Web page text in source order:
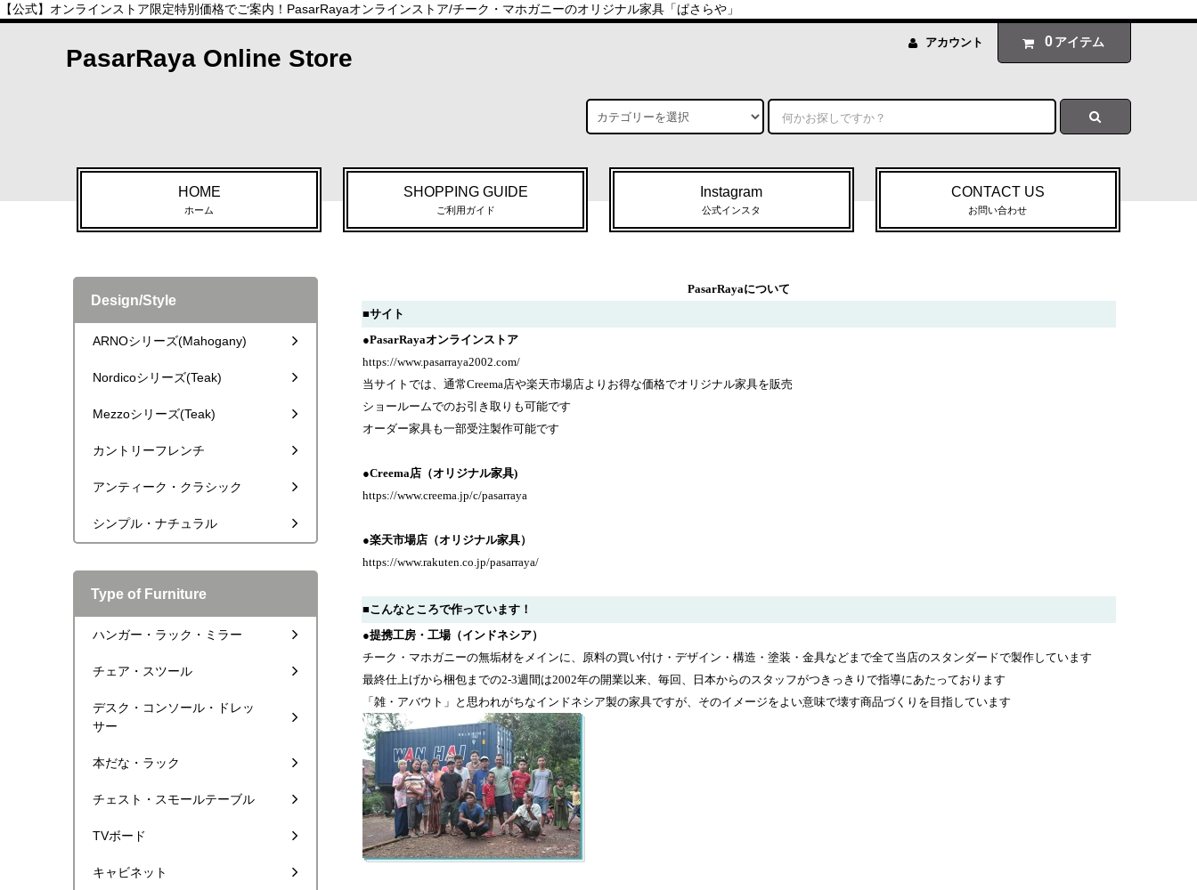
【公式】オンラインストア限定特別価格でご案内！PasarRayaオンラインストア/チーク・マホガニーのオリジナル家具「ぱさらや」
PasarRaya Online Store
アカウント 0 アイテム
HOME
ホーム
SHOPPING GUIDE
ご利用ガイド
Instagram
公式インスタ
CONTACT US
お問い合わせ
PasarRayaについて
■サイト
●PasarRayaオンラインストア
https://www.pasarraya2002.com/
当サイトでは、通常Creema店や楽天市場店よりお得な価格でオリジナル家具を販売
ショールームでのお引き取りも可能です
オーダー家具も一部受注製作可能です
●Creema店（オリジナル家具)
https://www.creema.jp/c/pasarraya
●楽天市場店（オリジナル家具）
https://www.rakuten.co.jp/pasarraya/
■こんなところで作っています！
●提携工房・工場（インドネシア）
チーク・マホガニーの無垢材をメインに、原料の買い付け・デザイン・構造・塗装・金具などまで全て当店のスタンダードで製作しています
最終仕上げから梱包までの2-3週間は2002年の開業以来、毎回、日本からのスタッフがつきっきりで指導にあたっております
「雑・アバウト」と思われがちなインドネシア製の家具ですが、そのイメージをよい意味で壊す商品づくりを目指しています
Design/Style
ARNOシリーズ(Mahogany)
Nordicoシリーズ(Teak)
Mezzoシリーズ(Teak)
カントリーフレンチ
アンティーク・クラシック
シンプル・ナチュラル
Type of Furniture
ハンガー・ラック・ミラー
チェア・スツール
デスク・コンソール・ドレッ
サー
本だな・ラック
チェスト・スモールテーブル
TVボード
キャビネット